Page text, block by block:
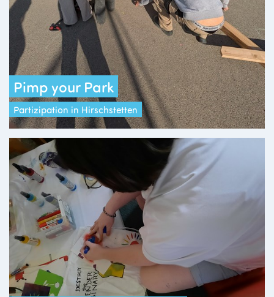
Pimp your Park
Partizipation in Hirschstetten